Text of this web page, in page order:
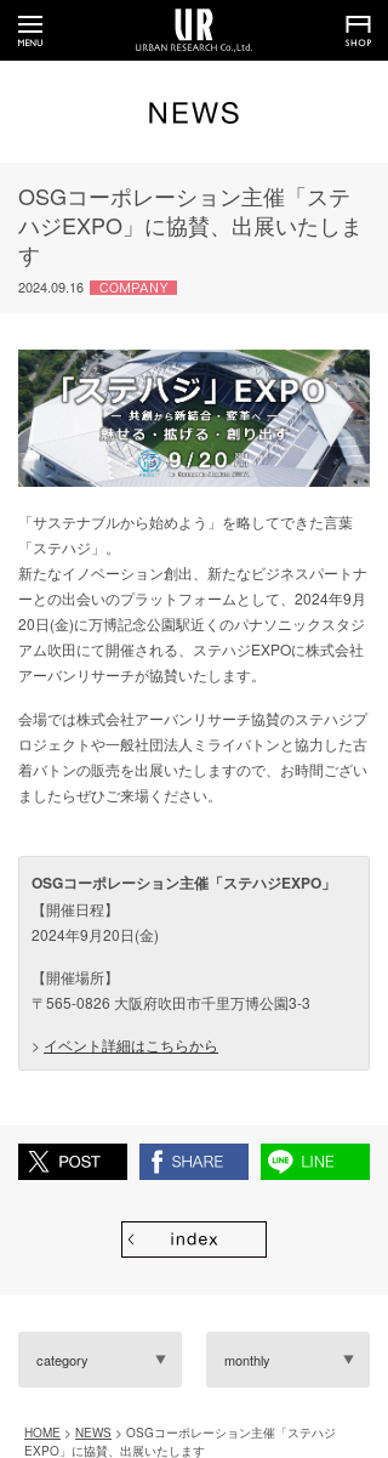
OSGコーポレーション主催「ステ
ハジEXPO」に協賛、出展いたしま
す
2024.09.16
「サステナブルから始めよう」を略してできた言葉
「ステハジ」。
新たなイノベーション創出、新たなビジネスパートナ
ーとの出会いのプラットフォームとして、2024年9月
20日(金)に万博記念公園駅近くのパナソニックスタジ
アム吹田にて開催される、ステハジEXPOに株式会社
アーバンリサーチが協賛いたします。
会場では株式会社アーバンリサーチ協賛のステハジプ
ロジェクトや一般社団法人ミライバトンと協力した古
着バトンの販売を出展いたしますので、お時間ござい
ましたらぜひご来場ください。
OSGコーポレーション主催「ステハジEXPO」
【開催日程】
2024年9月20日(金)
【開催場所】
〒565-0826 大阪府吹田市千里万博公園3-3
> イベント詳細はこちらから
category monthly
HOME > NEWS > OSGコーポレーション主催「ステハジ
EXPO」に協賛、出展いたします